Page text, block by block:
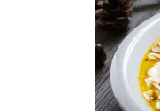
酸菜鱼